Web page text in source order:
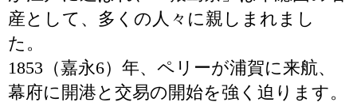
産として、多くの人々に親しまれまし
た。
1853（嘉永6）年、ペリーが浦賀に来航、
幕府に開港と交易の開始を強く迫ります。